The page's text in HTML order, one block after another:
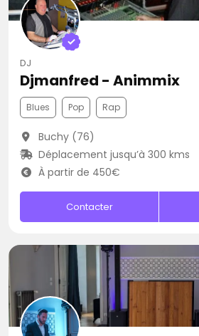
DJ
Djmanfred - Animmix
Blues Pop Rap
Buchy (76)
Déplacement jusqu’à 300 kms
À partir de 450€
Contacter